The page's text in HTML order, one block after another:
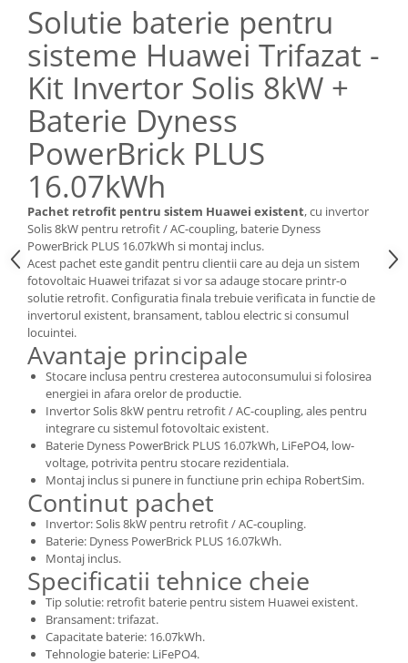
Solutie baterie pentru
sisteme Huawei Trifazat -
Kit Invertor Solis 8kW +
Baterie Dyness
PowerBrick PLUS
16.07kWh
Pachet retrofit pentru sistem Huawei existent, cu invertor
Solis 8kW pentru retrofit / AC-coupling, baterie Dyness
PowerBrick PLUS 16.07kWh si montaj inclus.
Acest pachet este gandit pentru clientii care au deja un sistem
fotovoltaic Huawei trifazat si vor sa adauge stocare printr-o
solutie retrofit. Configuratia finala trebuie verificata in functie de
invertorul existent, bransament, tablou electric si consumul
locuintei.
Avantaje principale
Stocare inclusa pentru cresterea autoconsumului si folosirea
energiei in afara orelor de productie.
Invertor Solis 8kW pentru retrofit / AC-coupling, ales pentru
integrare cu sistemul fotovoltaic existent.
Baterie Dyness PowerBrick PLUS 16.07kWh, LiFePO4, low-
voltage, potrivita pentru stocare rezidentiala.
Montaj inclus si punere in functiune prin echipa RobertSim.
Continut pachet
Invertor: Solis 8kW pentru retrofit / AC-coupling.
Baterie: Dyness PowerBrick PLUS 16.07kWh.
Montaj inclus.
Specificatii tehnice cheie
Tip solutie: retrofit baterie pentru sistem Huawei existent.
Bransament: trifazat.
Capacitate baterie: 16.07kWh.
Tehnologie baterie: LiFePO4.